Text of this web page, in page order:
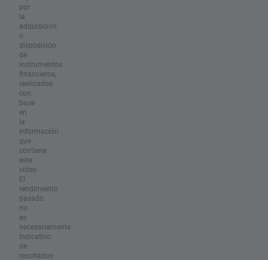
por
la
adquisición
o
disposición
de
instrumentos
financieros,
realizados
con
base
en
la
información
que
contiene
este
vídeo.
El
rendimiento
pasado
no
es
necesariamente
indicativo
de
resultados